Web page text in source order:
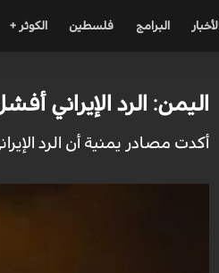
الأخبار البرامج فلسطين الكوثر +
اليمن: الرد الإيراني
أكدت مصادر يمنية أن الرد